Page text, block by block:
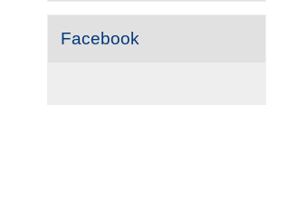
Facebook